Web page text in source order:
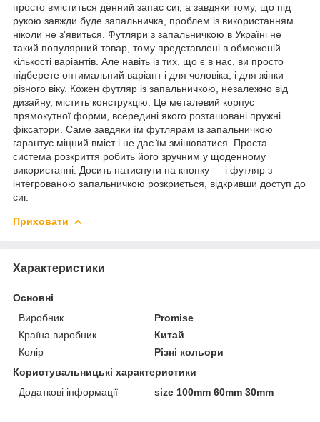
просто вміститься денний запас сиг, а завдяки тому, що під
рукою завжди буде запальничка, проблем із використанням
ніколи не з'явиться. Футляри з запальничкою в Україні не
такий популярний товар, тому представлені в обмеженій
кількості варіантів. Але навіть із тих, що є в нас, ви просто
підберете оптимальний варіант і для чоловіка, і для жінки
різного віку. Кожен футляр із запальничкою, незалежно від
дизайну, містить конструкцію. Це металевий корпус
прямокутної форми, всередині якого розташовані пружні
фіксатори. Саме завдяки їм футлярам із запальничкою
гарантує міцний вміст і не дає їм змінюватися. Проста
система розкриття робить його зручним у щоденному
використанні. Досить натиснути на кнопку — і футляр з
інтегрованою запальничкою розкриється, відкривши доступ до
сиг.
Приховати
Характеристики
Основні
Виробник
Promise
Країна виробник
Китай
Колір
Різні кольори
Користувальницькі характеристики
Додаткові інформації
size 100mm 60mm 30mm